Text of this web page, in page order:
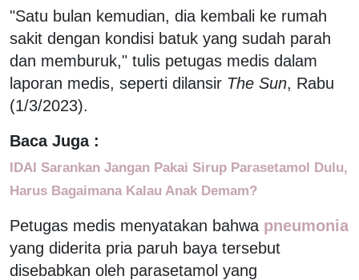
"Satu bulan kemudian, dia kembali ke rumah
sakit dengan kondisi batuk yang sudah parah
dan memburuk," tulis petugas medis dalam
laporan medis, seperti dilansir The Sun, Rabu
(1/3/2023).
Baca Juga :
IDAI Sarankan Jangan Pakai Sirup Parasetamol Dulu,
Harus Bagaimana Kalau Anak Demam?
Petugas medis menyatakan bahwa pneumonia
yang diderita pria paruh baya tersebut
disebabkan oleh parasetamol yang